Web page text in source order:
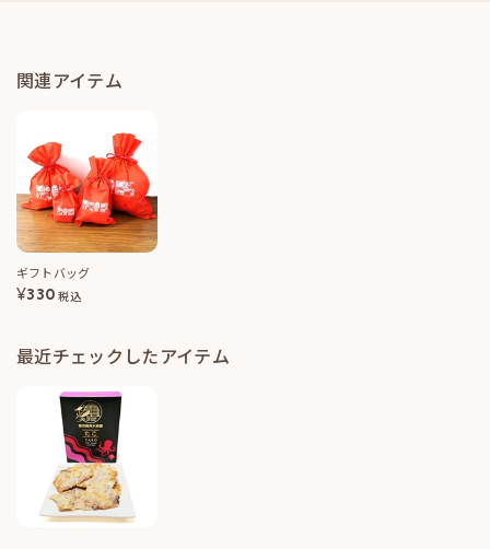
関連アイテム
ギフトバッグ
¥330 税込
最近チェックしたアイテム